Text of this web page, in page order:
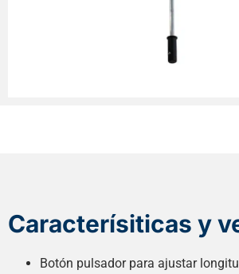
Caracterísiticas y
Botón pulsador para ajustar